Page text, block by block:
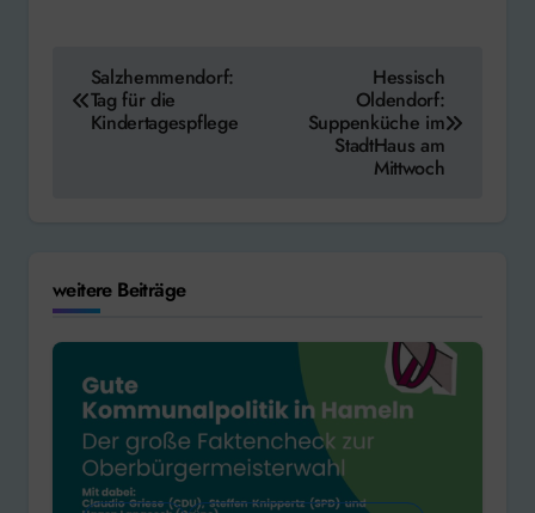
Salzhemmendorf:
Tag für die
Kindertagespflege
Hessisch
Oldendorf:
Suppenküche im
StadtHaus am
Mittwoch
weitere Beiträge